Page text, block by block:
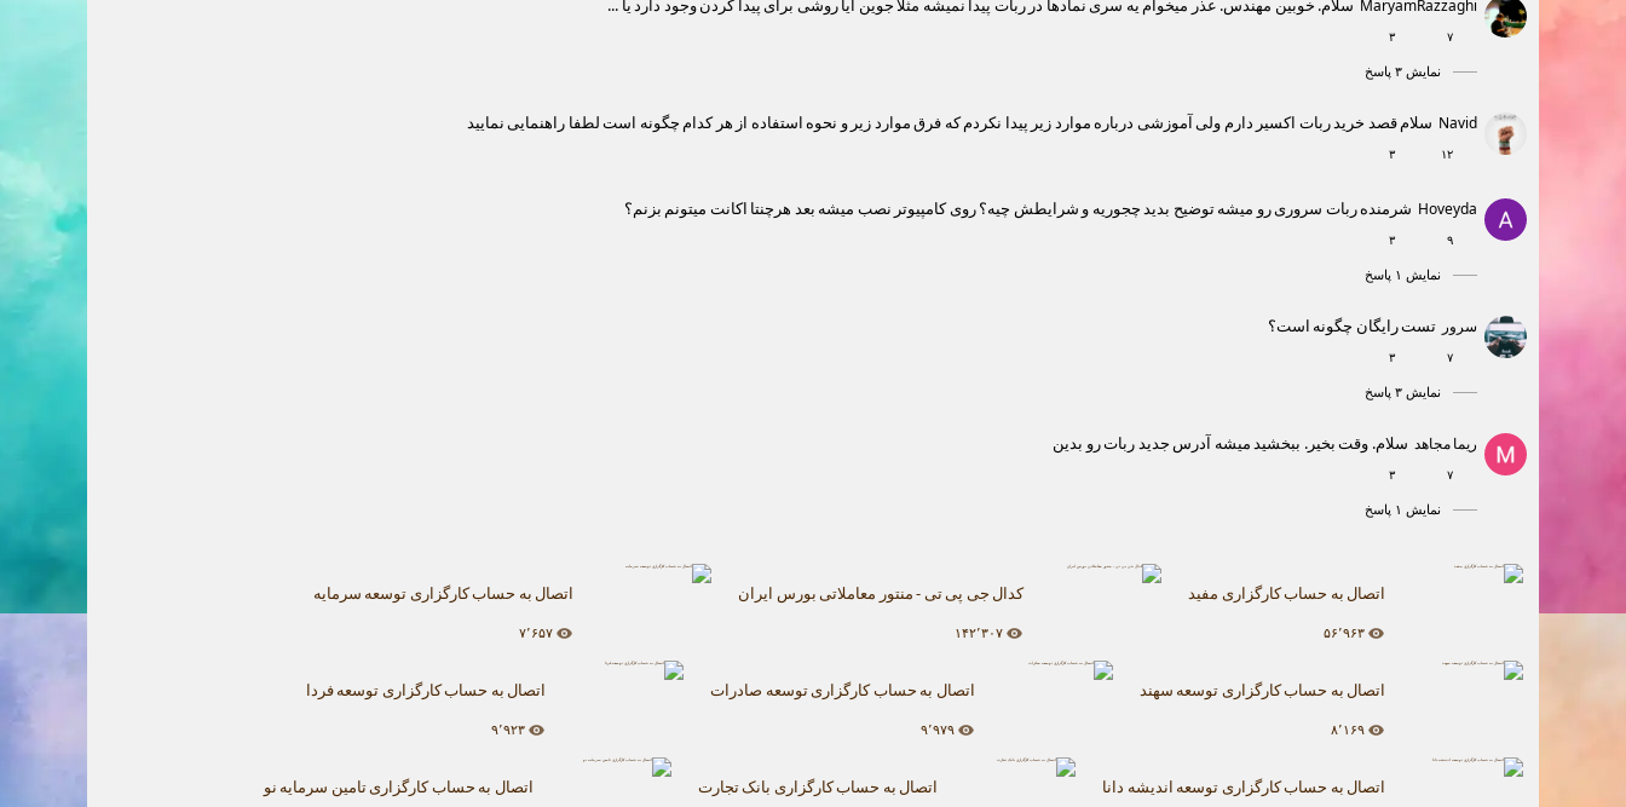
MaryamRazzaghi سلام. خوبین مهندس. عذر میخوام یه سری نمادها در ربات پیدا نمیشه مثلا جوین آیا روشی برای پیدا کردن وجود دارد یا ...
۷ ۳
نمایش ۳ پاسخ
Navid سلام قصد خرید ربات اکسیر دارم ولی آموزشی درباره موارد زیر پیدا نکردم که فرق موارد زیر و نحوه استفاده از هر کدام چگونه است لطفا راهنمایی نمایید
۱۲ ۳
Hoveyda شرمنده ربات سروری رو میشه توضیح بدید چجوریه و شرایطش چیه؟ روی کامپیوتر نصب میشه بعد هرچنتا اکانت میتونم بزنم؟
۹ ۳
نمایش ۱ پاسخ
سرور تست رایگان چگونه است؟
۷ ۳
نمایش ۳ پاسخ
ریما مجاهد سلام. وقت بخیر. ببخشید میشه آدرس جدید ربات رو بدین
۷ ۳
نمایش ۱ پاسخ
اتصال به حساب کارگزاری مفید
۵۶٬۹۶۳
کدال جی پی تی - منتور معاملاتی بورس ایران
۱۴۲٬۳۰۷
اتصال به حساب کارگزاری توسعه سرمایه
۷٬۶۵۷
اتصال به حساب کارگزاری توسعه سهند
۸٬۱۶۹
اتصال به حساب کارگزاری توسعه صادرات
۹٬۹۷۹
اتصال به حساب کارگزاری توسعه فردا
۹٬۹۲۳
اتصال به حساب کارگزاری توسعه اندیشه دانا اتصال به حساب کارگزاری بانک تجارت اتصال به حساب کارگزاری تامین سرمایه نو